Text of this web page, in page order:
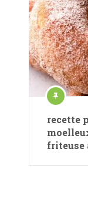
recette
friteuse